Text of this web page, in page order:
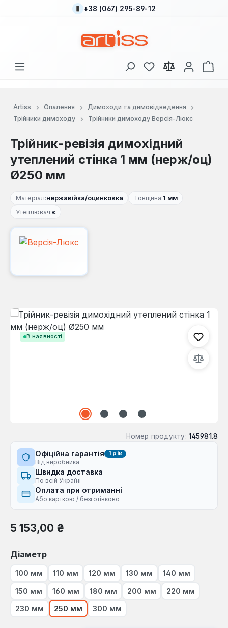
Перейти до основного вмісту
+38 (067) 295-89-12
У вас є 0 у списку
Artiss Опалення
Димоходи та димовідведення
Трійники димоходу
Трійники димоходу Версія-Люкс
Трійник-ревізія димохідний
утеплений стінка 1 мм (нерж/оц)
Ø250 мм
Матеріал:нержавійка/оцинковка Товщина:1 мм
Утеплювач:є
В наявності
Пропустити галерею зображень
Номер продукту: 145981.8
Офіційна гарантія 1 рік
Від виробника
Швидка доставка
По всій Україні
Оплата при отриманні
Або карткою / безготівково
Звичайна ціна:
5 153,00 ₴
Виберіть
Діаметр
100 мм 110 мм 120 мм 130 мм 140 мм
150 мм 160 мм 180 мм 200 мм 220 мм
230 мм 250 мм 300 мм